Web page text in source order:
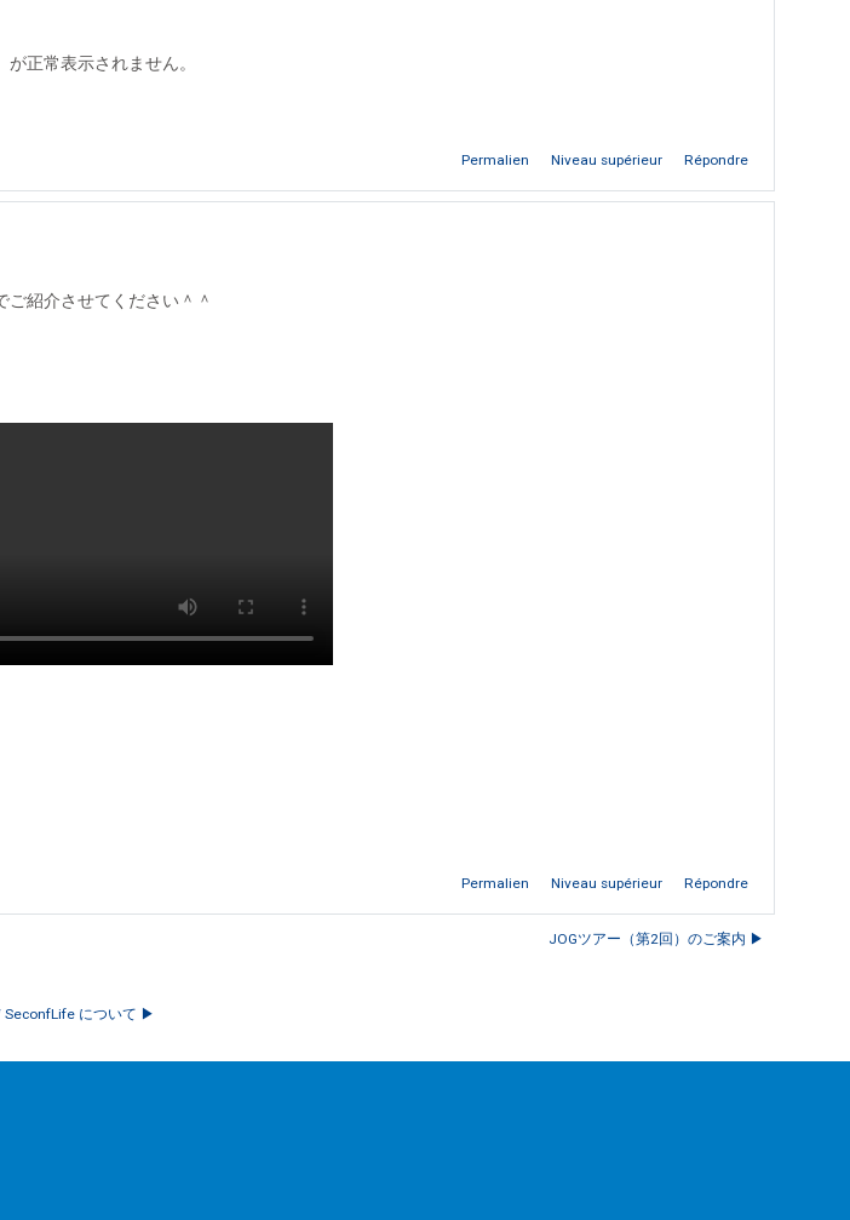
正常表示されません。
Permalien Niveau supérieur Répondre
紹介させてください＾＾
Permalien Niveau supérieur Répondre
JOGツアー（第2回）のご案内 ▶︎
SeconfLife について ▶︎